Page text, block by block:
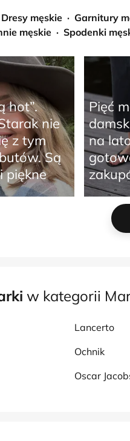
Dresy męskie Garnitury
męskie
Spodenki
hot”.
nie
z tym
Są
piękne
Pięć
na
w kategorii
Lancerto
Ochnik
Oscar